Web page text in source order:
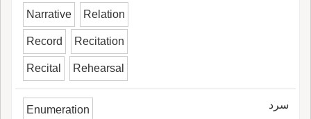
Narrative Relation
Record Recitation
Recital Rehearsal
سرد Enumeration